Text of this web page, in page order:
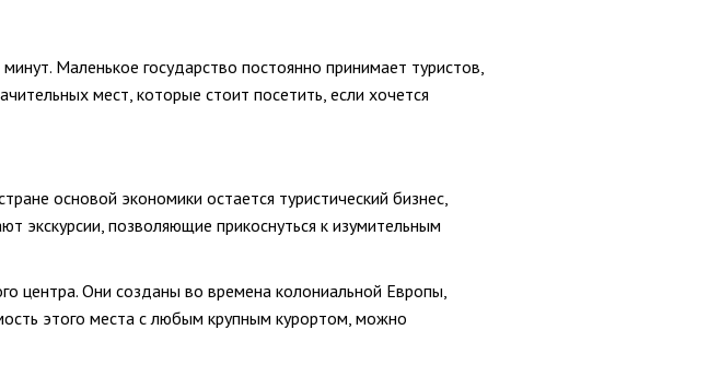
Маленькое государство постоянно принимает туристов,
мест, которые стоит посетить, если хочется
основой экономики остается туристический бизнес,
экскурсии, позволяющие прикоснуться к изумительным
центра. Они созданы во времена колониальной Европы,
этого места с любым крупным курортом, можно